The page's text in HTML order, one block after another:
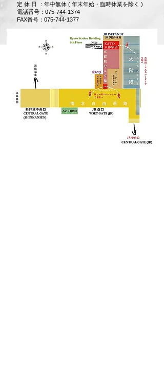
定 休 日 ：年中無休 ( 年末年始・臨時休業を除く )
電話番号：075-744-1374
FAX番号：075-744-1377